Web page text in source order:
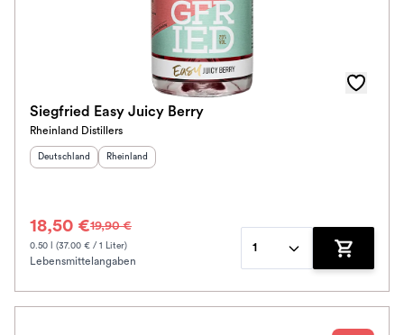
Siegfried Easy Juicy Berry
Rheinland Distillers
Herkunftsland
Deutschland Herkunftsregion
Rheinland
18,50 €19,90 €
0.50 l (37.00 € / 1 Liter)
Lebensmittelangaben
1
Zum